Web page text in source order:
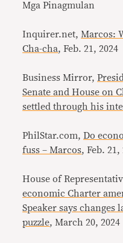
Mga Pinagmulan
Inquirer.net, Marcos:
Cha-cha, Feb. 21, 2024
Business Mirror,
Senate and House on
settled through his
PhilStar.com,Do
fuss – Marcos, Feb. 21,
House of
economic Charter
Speaker says changes
puzzle, March 20, 2024